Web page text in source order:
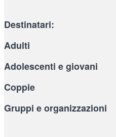
Destinatari:
Adulti
Adolescenti e giovani
Coppie
Gruppi e organizzazioni